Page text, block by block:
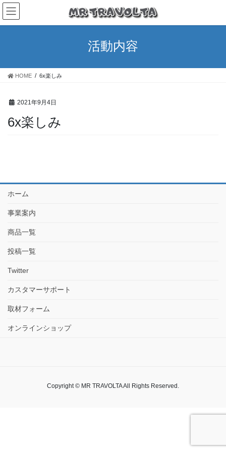
活動内容
HOME 6x楽しみ
2021年9月4日
6x楽しみ
ホーム
事業案内
商品一覧
投稿一覧
Twitter
カスタマーサポート
取材フォーム
オンラインショップ
Copyright © MR TRAVOLTA All Rights Reserved.